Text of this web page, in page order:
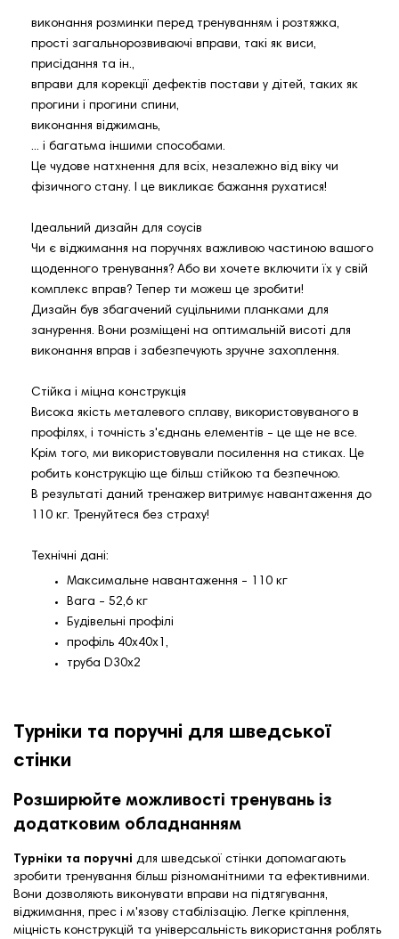
виконання розминки перед тренуванням і розтяжка,
прості загальнорозвиваючі вправи, такі як виси,
присідання та ін.,
вправи для корекції дефектів постави у дітей, таких як
прогини і прогини спини,
виконання віджимань,
... і багатьма іншими способами.
Це чудове натхнення для всіх, незалежно від віку чи
фізичного стану. І це викликає бажання рухатися!
Ідеальний дизайн для соусів
Чи є віджимання на поручнях важливою частиною вашого
щоденного тренування? Або ви хочете включити їх у свій
комплекс вправ? Тепер ти можеш це зробити!
Дизайн був збагачений суцільними планками для
занурення. Вони розміщені на оптимальній висоті для
виконання вправ і забезпечують зручне захоплення.
Стійка і міцна конструкція
Висока якість металевого сплаву, використовуваного в
профілях, і точність з'єднань елементів - це ще не все.
Крім того, ми використовували посилення на стиках. Це
робить конструкцію ще більш стійкою та безпечною.
В результаті даний тренажер витримує навантаження до
110 кг. Тренуйтеся без страху!
Технічні дані:
Максимальне навантаження - 110 кг
Вага - 52,6 кг
Будівельні профілі
профіль 40х40х1,
труба D30x2
Турніки та поручні для шведської
стінки
Розширюйте можливості тренувань із
додатковим обладнанням
Турніки та поручні для шведської стінки допомагають
зробити тренування більш різноманітними та ефективними.
Вони дозволяють виконувати вправи на підтягування,
віджимання, прес і м'язову стабілізацію. Легке кріплення,
міцність конструкцій та універсальність використання роблять